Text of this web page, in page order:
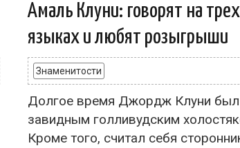
Амаль Клуни: говорят на трех
языках и любят розыгрыши
Знаменитости
Долгое время Джордж Клуни был
завидным голливудским
Кроме того, считал себя